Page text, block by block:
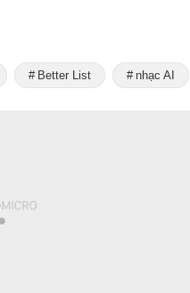
Better List nhạc AI